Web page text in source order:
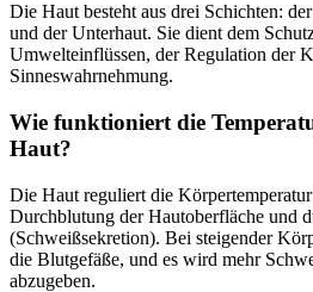
Die Haut besteht aus drei Schichten:
und der Unterhaut. Sie dient dem
Umwelteinflüssen, der Regulation der
Sinneswahrnehmung.
Wie funktioniert die
Haut?
Die Haut reguliert die
Durchblutung der Hautoberfläche und
(Schweißsekretion). Bei steigender
die Blutgefäße, und es wird mehr
abzugeben.